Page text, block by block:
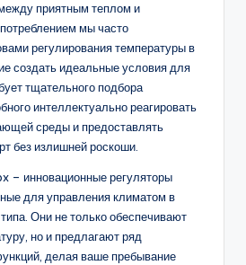
приятным теплом и
мы часто
регулирования температуры в
создать идеальные условия для
тщательного подбора
интеллектуально реагировать
среды и предоставлять
без излишней роскоши.
– инновационные регуляторы
для управления климатом в
Они не только обеспечивают
но и предлагают ряд
делая ваше пребывание